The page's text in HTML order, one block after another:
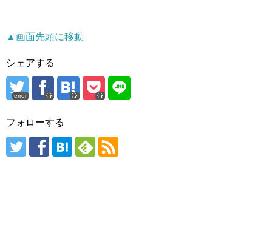
▲画面先頭に移動
シェアする
error
フォローする